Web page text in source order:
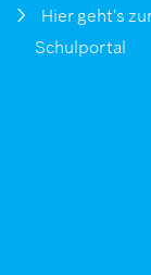
Hier geht's
Schulportal